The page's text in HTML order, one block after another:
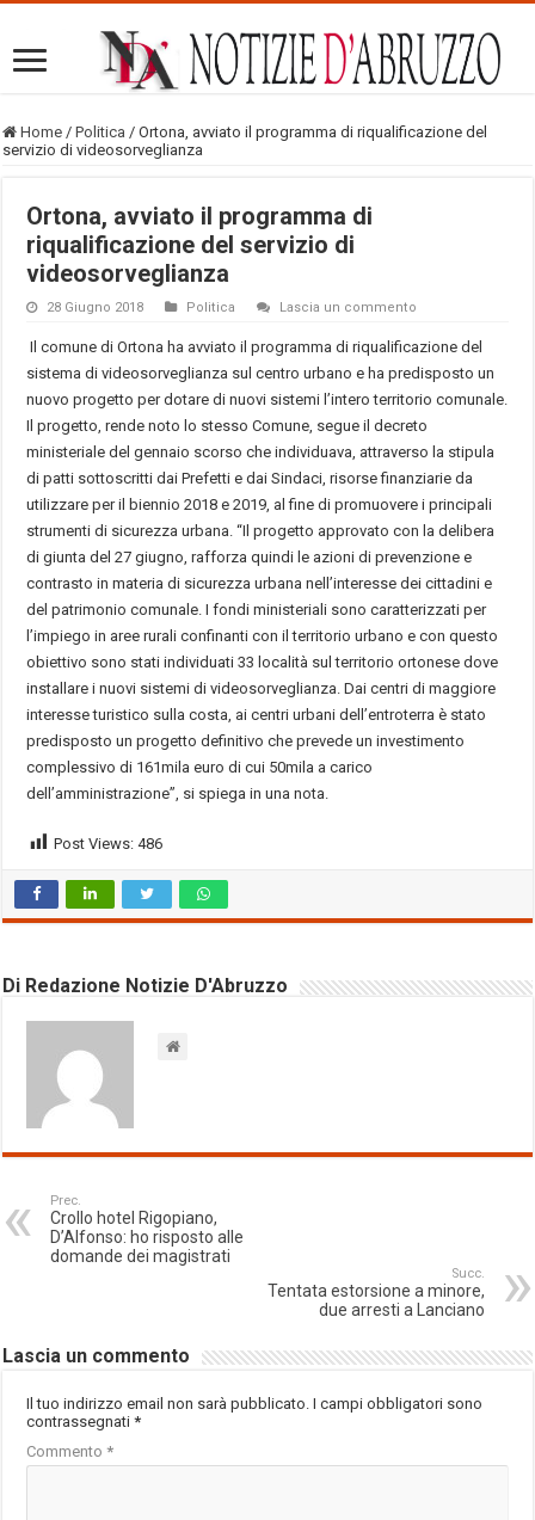
Home / Politica / Ortona, avviato il programma di riqualificazione del
servizio di videosorveglianza
Ortona, avviato il programma di
riqualificazione del servizio di
videosorveglianza
28 Giugno 2018 Politica Lascia un commento
Il comune di Ortona ha avviato il programma di riqualificazione del
sistema di videosorveglianza sul centro urbano e ha predisposto un
nuovo progetto per dotare di nuovi sistemi l’intero territorio comunale.
Il progetto, rende noto lo stesso Comune, segue il decreto
ministeriale del gennaio scorso che individuava, attraverso la stipula
di patti sottoscritti dai Prefetti e dai Sindaci, risorse finanziarie da
utilizzare per il biennio 2018 e 2019, al fine di promuovere i principali
strumenti di sicurezza urbana. “Il progetto approvato con la delibera
di giunta del 27 giugno, rafforza quindi le azioni di prevenzione e
contrasto in materia di sicurezza urbana nell’interesse dei cittadini e
del patrimonio comunale. I fondi ministeriali sono caratterizzati per
l’impiego in aree rurali confinanti con il territorio urbano e con questo
obiettivo sono stati individuati 33 località sul territorio ortonese dove
installare i nuovi sistemi di videosorveglianza. Dai centri di maggiore
interesse turistico sulla costa, ai centri urbani dell’entroterra è stato
predisposto un progetto definitivo che prevede un investimento
complessivo di 161mila euro di cui 50mila a carico
dell’amministrazione”, si spiega in una nota.
Post Views: 486
Di Redazione Notizie D'Abruzzo
Prec.
Crollo hotel Rigopiano,
D’Alfonso: ho risposto alle
domande dei magistrati
Succ.
Tentata estorsione a minore,
due arresti a Lanciano
Lascia un commento
Il tuo indirizzo email non sarà pubblicato. I campi obbligatori sono
contrassegnati*
Commento*